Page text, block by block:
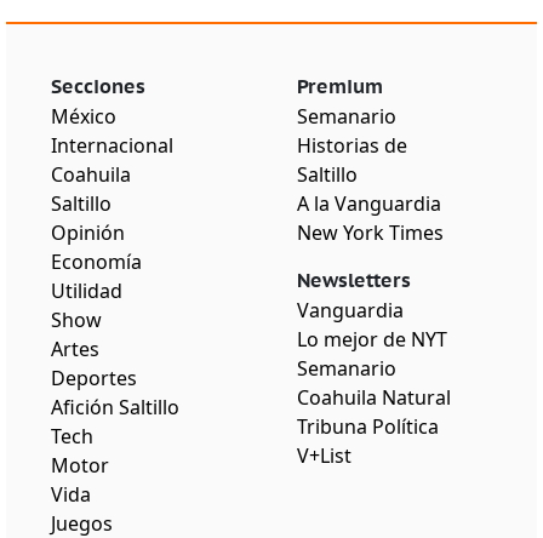
Secciones
México
Internacional
Coahuila
Saltillo
Opinión
Economía
Utilidad
Show
Artes
Deportes
Afición Saltillo
Tech
Motor
Vida
Juegos
Premium
Semanario
Historias de
Saltillo
A la Vanguardia
New York Times
Newsletters
Vanguardia
Lo mejor de NYT
Semanario
Coahuila Natural
Tribuna Política
V+List